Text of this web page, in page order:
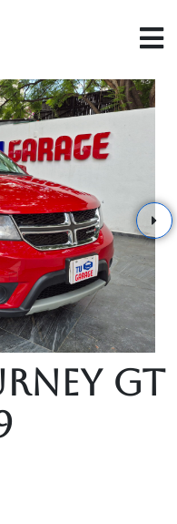
GT